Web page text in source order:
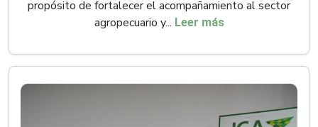
propósito de fortalecer el acompañamiento al sector
agropecuario y... Leer más